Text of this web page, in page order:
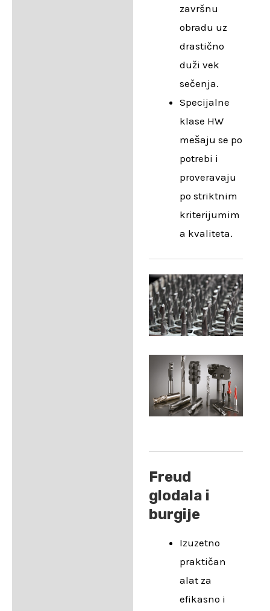
završnu
obradu uz
drastično
duži vek
sečenja.
Specijalne
klase HW
mešaju se po
potrebi i
proveravaju
po striktnim
kriterijumim
a kvaliteta.
Freud
glodala i
burgije
Izuzetno
praktičan
alat za
efikasno i